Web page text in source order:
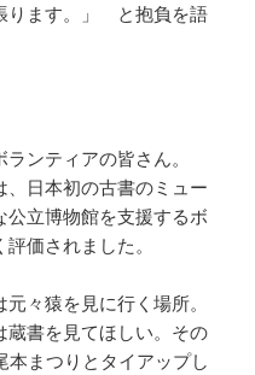
ります。」 と抱負を語
ランティアの皆さん。
日本初の古書のミュー
立博物館を支援するボ
価されました。
々猿を見に行く場所。
蔵書を見てほしい。その
本まつりとタイアップし